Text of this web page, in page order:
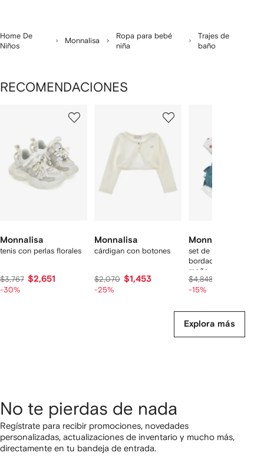
Home De
Niños
Monnalisa
Ropa para bebé
niña
Trajes de
baño
RECOMENDACIONES
Monnalisa
tenis con perlas florales
$3,767 $2,651
-30%
Monnalisa
cárdigan con botones
$2,070 $1,453
-25%
Monnalisa
set de mameluco
bordado con detalle
moño
$4,848
-15%
Explora más
No te pierdas de nada
Regístrate para recibir promociones, novedades
personalizadas, actualizaciones de inventario y mucho más,
directamente en tu bandeja de entrada.